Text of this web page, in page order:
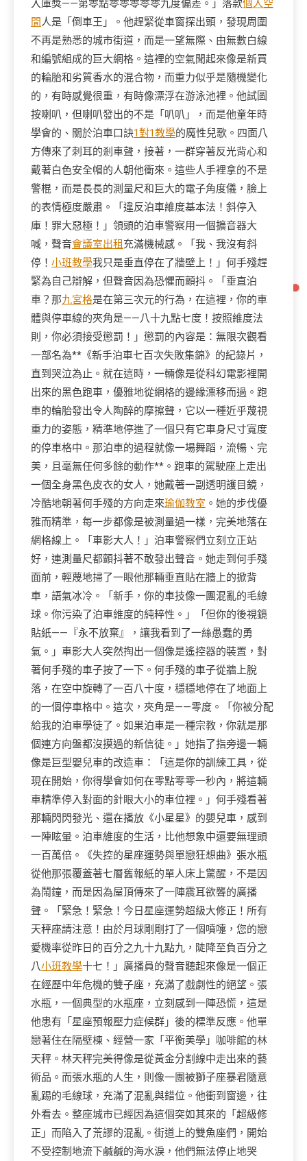
入庫獎——第零點零零零零零九度偏差。」落款個人空
間人是「倒車王」。他趕緊從車窗探出頭，發現周圍
不再是熟悉的城市街道，而是一望無際、由無數白線
和編號組成的巨大網格。這裡的空氣聞起來像是新買
的輪胎和劣質香水的混合物，而重力似乎是隨機變化
的，有時感覺很重，有時像漂浮在游泳池裡。他試圖
按喇叭，但喇叭發出的不是「叭叭」，而是他童年時
學會的、關於泊車口訣1對1教學的魔性兒歌。四面八
方傳來了刺耳的剎車聲，接著，一群穿著反光背心和
戴著白色安全帽的人朝他衝來。這些人手裡拿的不是
警棍，而是長長的測量尺和巨大的電子角度儀，臉上
的表情極度嚴肅。「違反泊車維度基本法！斜停入
庫！罪大惡極！」領頭的泊車警察用一個擴音器大
喊，聲音會議室出租 充滿機械感。「我、我沒有斜
停！ 小班教學我只是垂直停在了牆壁上！」何手殘趕
緊為自己辯解，但聲音因為恐懼而顫抖。「垂直泊
車？那九宮格是在第三次元的行為，在這裡，你的車
體與停車線的夾角是——八十九點七度！按照維度法
則，你必須接受懲罰！」懲罰的內容是：無限次觀看
一部名為**《新手泊車七百次失敗集錦》的紀錄片，
直到哭泣為止。就在這時，一輛像是從科幻電影裡開
出來的黑色跑車，優雅地從網格的邊緣漂移而過。跑
車的輪胎發出令人陶醉的摩擦聲，它以一種近乎蔑視
重力的姿態，精準地停進了一個只有它車身尺寸寬度
的停車格中。那泊車的過程就像一場舞蹈，流暢、完
美，且毫無任何多餘的動作**。跑車的駕駛座上走出
一個全身黑色皮衣的女人，她戴著一副透明護目鏡，
冷酷地朝著何手殘的方向走來瑜伽教室 。她的步伐優
雅而精準，每一步都像是被測量過一樣，完美地落在
網格線上。「車影大人！」泊車警察們立刻立正站
好，連測量尺都顫抖著不敢發出聲音。她走到何手殘
面前，輕蔑地掃了一眼他那輛垂直貼在牆上的掀背
車，語氣冰冷。「新手，你的車技像一團混亂的毛線
球。你污染了泊車維度的純粹性。」「但你的後視鏡
貼紙——『永不放棄』，讓我看到了一絲愚蠢的勇
氣。」車影大人突然掏出一個像是遙控器的裝置，對
著何手殘的車子按了一下。何手殘的車子從牆上脫
落，在空中旋轉了一百八十度，穩穩地停在了地面上
的一個停車格中。這次，夾角是——零度。「你被分配
給我的泊車學徒了。如果泊車是一種宗教，你就是那
個連方向盤都沒摸過的新信徒。」她指了指旁邊一輛
像是巨型嬰兒車的改造車：「這是你的訓練工具，從
現在開始，你得學會如何在零點零零一秒內，將這輛
車精準停入對面的針眼大小的車位裡。」何手殘看著
那輛閃閃發光、還在播放《小星星》的嬰兒車，感到
一陣眩暈。泊車維度的生活，比他想象中還要無理頭
一百萬倍。《失控的星座運勢與單戀狂想曲》張水瓶
從他那張覆蓋著七層舊報紙的單人床上驚醒，不是因
為鬧鐘，而是因為屋頂傳來了一陣震耳欲聾的廣播
聲。「緊急！緊急！今日星座運勢超級大修正！所有
天秤座請注意！由於月球剛剛打了一個噴嚏，您的戀
愛機率從昨日的百分之九十九點九，陡降至負百分之
八小班教學十七！」廣播員的聲音聽起來像是一個正
在經歷中年危機的雙子座，充滿了戲劇性的絕望。張
水瓶，一個典型的水瓶座，立刻感到一陣恐慌，這是
他患有「星座預報壓力症候群」後的標準反應。他單
戀著住在隔壁棟、經營一家「平衡美學」咖啡館的林
天秤。林天秤完美得像是從黃金分割線中走出來的藝
術品。而張水瓶的人生，則像一團被獅子座暴君隨意
亂踢的毛線球，充滿了混亂與錯位。他衝到窗邊，往
外看去。整座城市已經因為這個突如其來的「超級修
正」而陷入了荒謬的混亂。街道上的雙魚座們，開始
不受控制地流下鹹鹹的海水淚，他們無法停止地哭